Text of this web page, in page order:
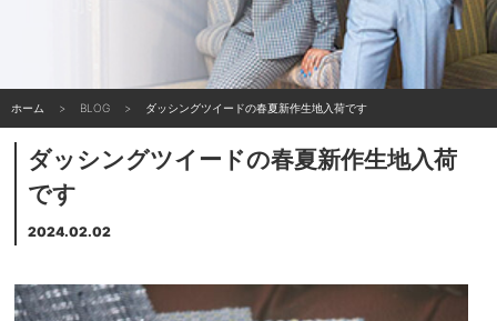
ホーム BLOG ダッシングツイードの春夏新作生地入荷です
ダッシングツイードの春夏新作生地入荷
です
2024.02.02